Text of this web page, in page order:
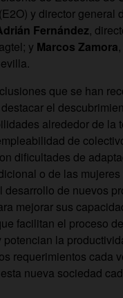
y director general
Fernández,
y Marcos Zamora
que se han
el
alrededor de la
de
dificultades de
o de las
desarrollo de nuevos
mejorar sus
facilitan el proceso
potencian la
requerimientos cada
nueva sociedad